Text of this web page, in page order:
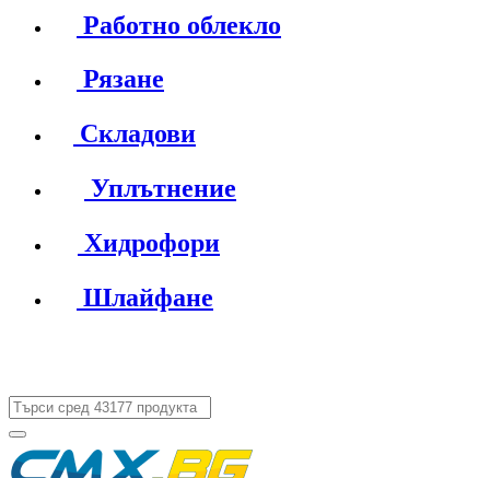
Работно облекло
Рязане
Складови
Уплътнение
Хидрофори
Шлайфане